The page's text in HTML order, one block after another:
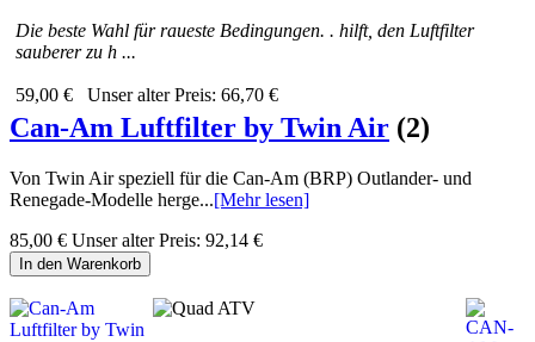
Die beste Wahl für raueste Bedingungen. . hilft, den Luftfilter
sauberer zu h ...
59,00 € Unser alter Preis: 66,70 €
Can-Am Luftfilter by Twin Air (2)
Von Twin Air speziell für die Can-Am (BRP) Outlander- und
Renegade-Modelle herge...[Mehr lesen]
85,00 € Unser alter Preis: 92,14 €
In den Warenkorb